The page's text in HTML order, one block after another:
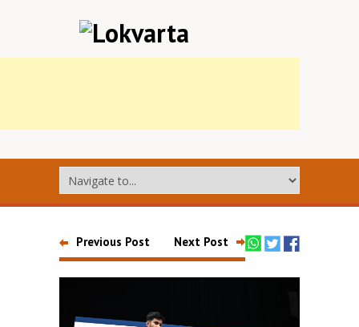
Previous Post Next Post